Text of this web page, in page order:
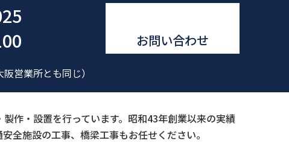
お問い合わせ
営業所とも同じ）
作・設置を行っています。昭和43年創業以来の実績
全施設の工事、橋梁工事もお任せください。